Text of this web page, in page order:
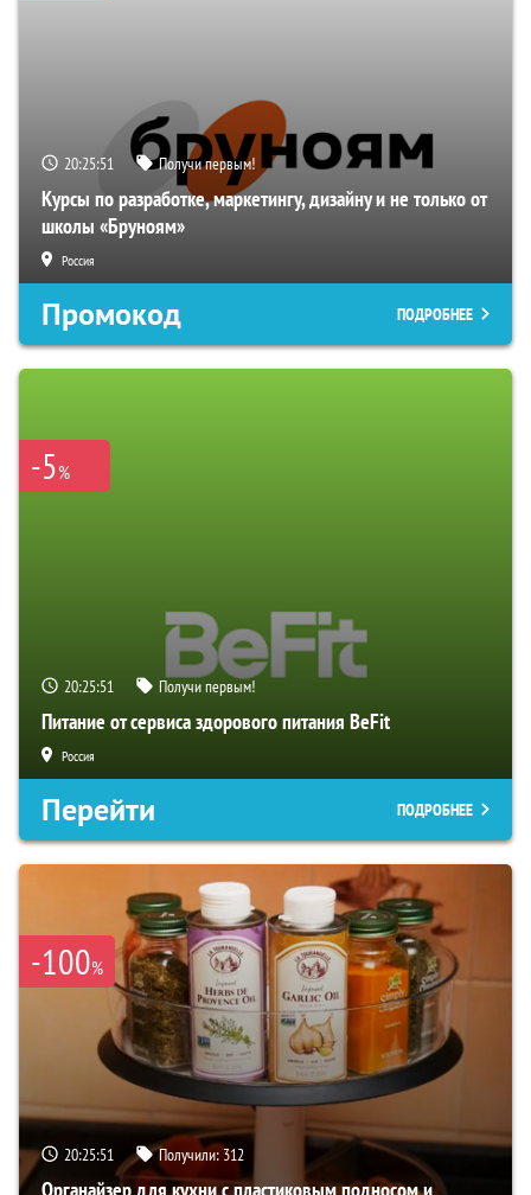
20:25:50 Получи первым!
Курсы по разработке, маркетингу, дизайну и не только от
школы «Бруноям»
Россия
Промокод ПОДРОБНЕЕ
-5%
20:25:50 Получи первым!
Питание от сервиса здорового питания BeFit
Россия
Перейти ПОДРОБНЕЕ
-100%
20:25:50 Получили: 312